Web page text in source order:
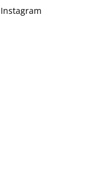
Instagram